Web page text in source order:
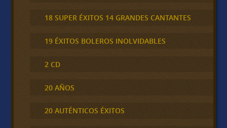
18 SUPER ÉXITOS 14 GRANDES CANTANTES
19 ÉXITOS BOLEROS INOLVIDABLES
2 CD
20 AÑOS
20 AUTÉNTICOS ÉXITOS